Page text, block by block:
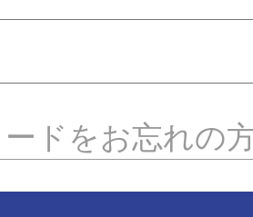
ドをお忘れの